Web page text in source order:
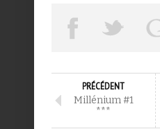
PRÉCÉDENT
Millénium #1
***